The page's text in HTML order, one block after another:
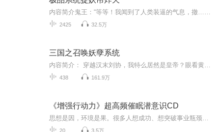
2425 32.5万
三国之召唤妖孽系统
438 161.9万
《增强行动力》超高频催眠潜意识CD
20 3.5万